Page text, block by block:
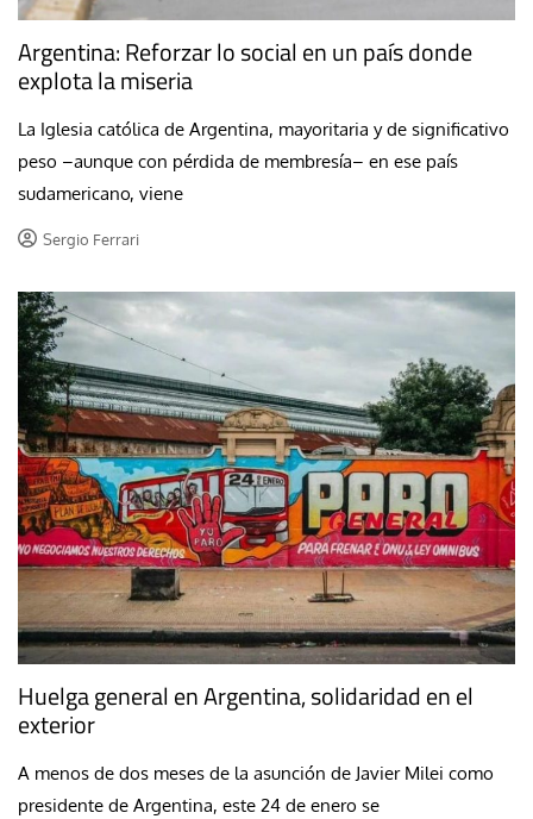
Argentina: Reforzar lo social en un país donde
explota la miseria
La Iglesia católica de Argentina, mayoritaria y de significativo
peso –aunque con pérdida de membresía– en ese país
sudamericano, viene
Sergio Ferrari
Huelga general en Argentina, solidaridad en el
exterior
A menos de dos meses de la asunción de Javier Milei como
presidente de Argentina, este 24 de enero se